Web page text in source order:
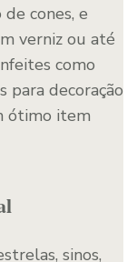
cones, e
verniz ou até
como
para decoração
ótimo item
sinos,